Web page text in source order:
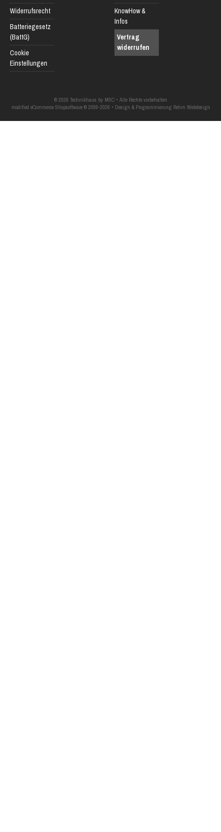
Widerrufsrecht
Batteriegesetz
(BattG)
Cookie
Einstellungen
KnowHow &
Infos
Vertrag
widerrufen
© 2026 Technikhaus by MSC • Alle Rechte vorbehalten
modified eCommerce Shopsoftware © 2009-2026 • Design & Programmierung Rehm Webdesign